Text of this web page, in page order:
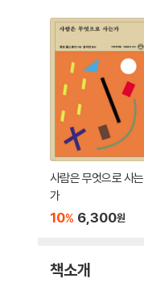
사람은 무엇으로 사는
가
10% 6,300원
책소개